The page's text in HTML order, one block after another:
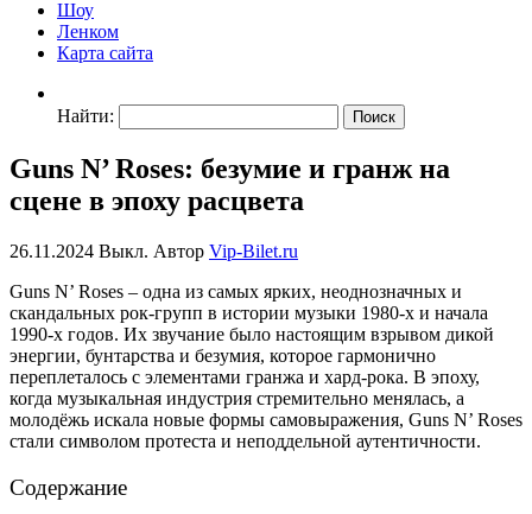
Шоу
Ленком
Карта сайта
Найти:
Guns N’ Roses: безумие и гранж на
сцене в эпоху расцвета
26.11.2024 Выкл. Автор Vip-Bilet.ru
Guns N’ Roses – одна из самых ярких, неоднозначных и
скандальных рок-групп в истории музыки 1980-х и начала
1990-х годов. Их звучание было настоящим взрывом дикой
энергии, бунтарства и безумия, которое гармонично
переплеталось с элементами гранжа и хард-рока. В эпоху,
когда музыкальная индустрия стремительно менялась, а
молодёжь искала новые формы самовыражения, Guns N’ Roses
стали символом протеста и неподдельной аутентичности.
Содержание